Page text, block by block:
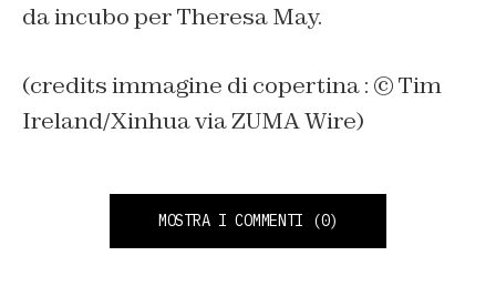
da incubo per Theresa May.
(credits immagine di copertina : © Tim
Ireland/Xinhua via ZUMA Wire)
MOSTRA I COMMENTI (0)